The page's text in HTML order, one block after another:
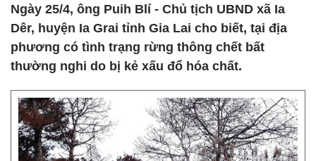
Ngày 25/4, ông Puih Blí - Chủ tịch UBND xã Ia
Dêr, huyện Ia Grai tỉnh Gia Lai cho biết, tại địa
phương có tình trạng rừng thông chết bất
thường nghi do bị kẻ xấu đổ hóa chất.